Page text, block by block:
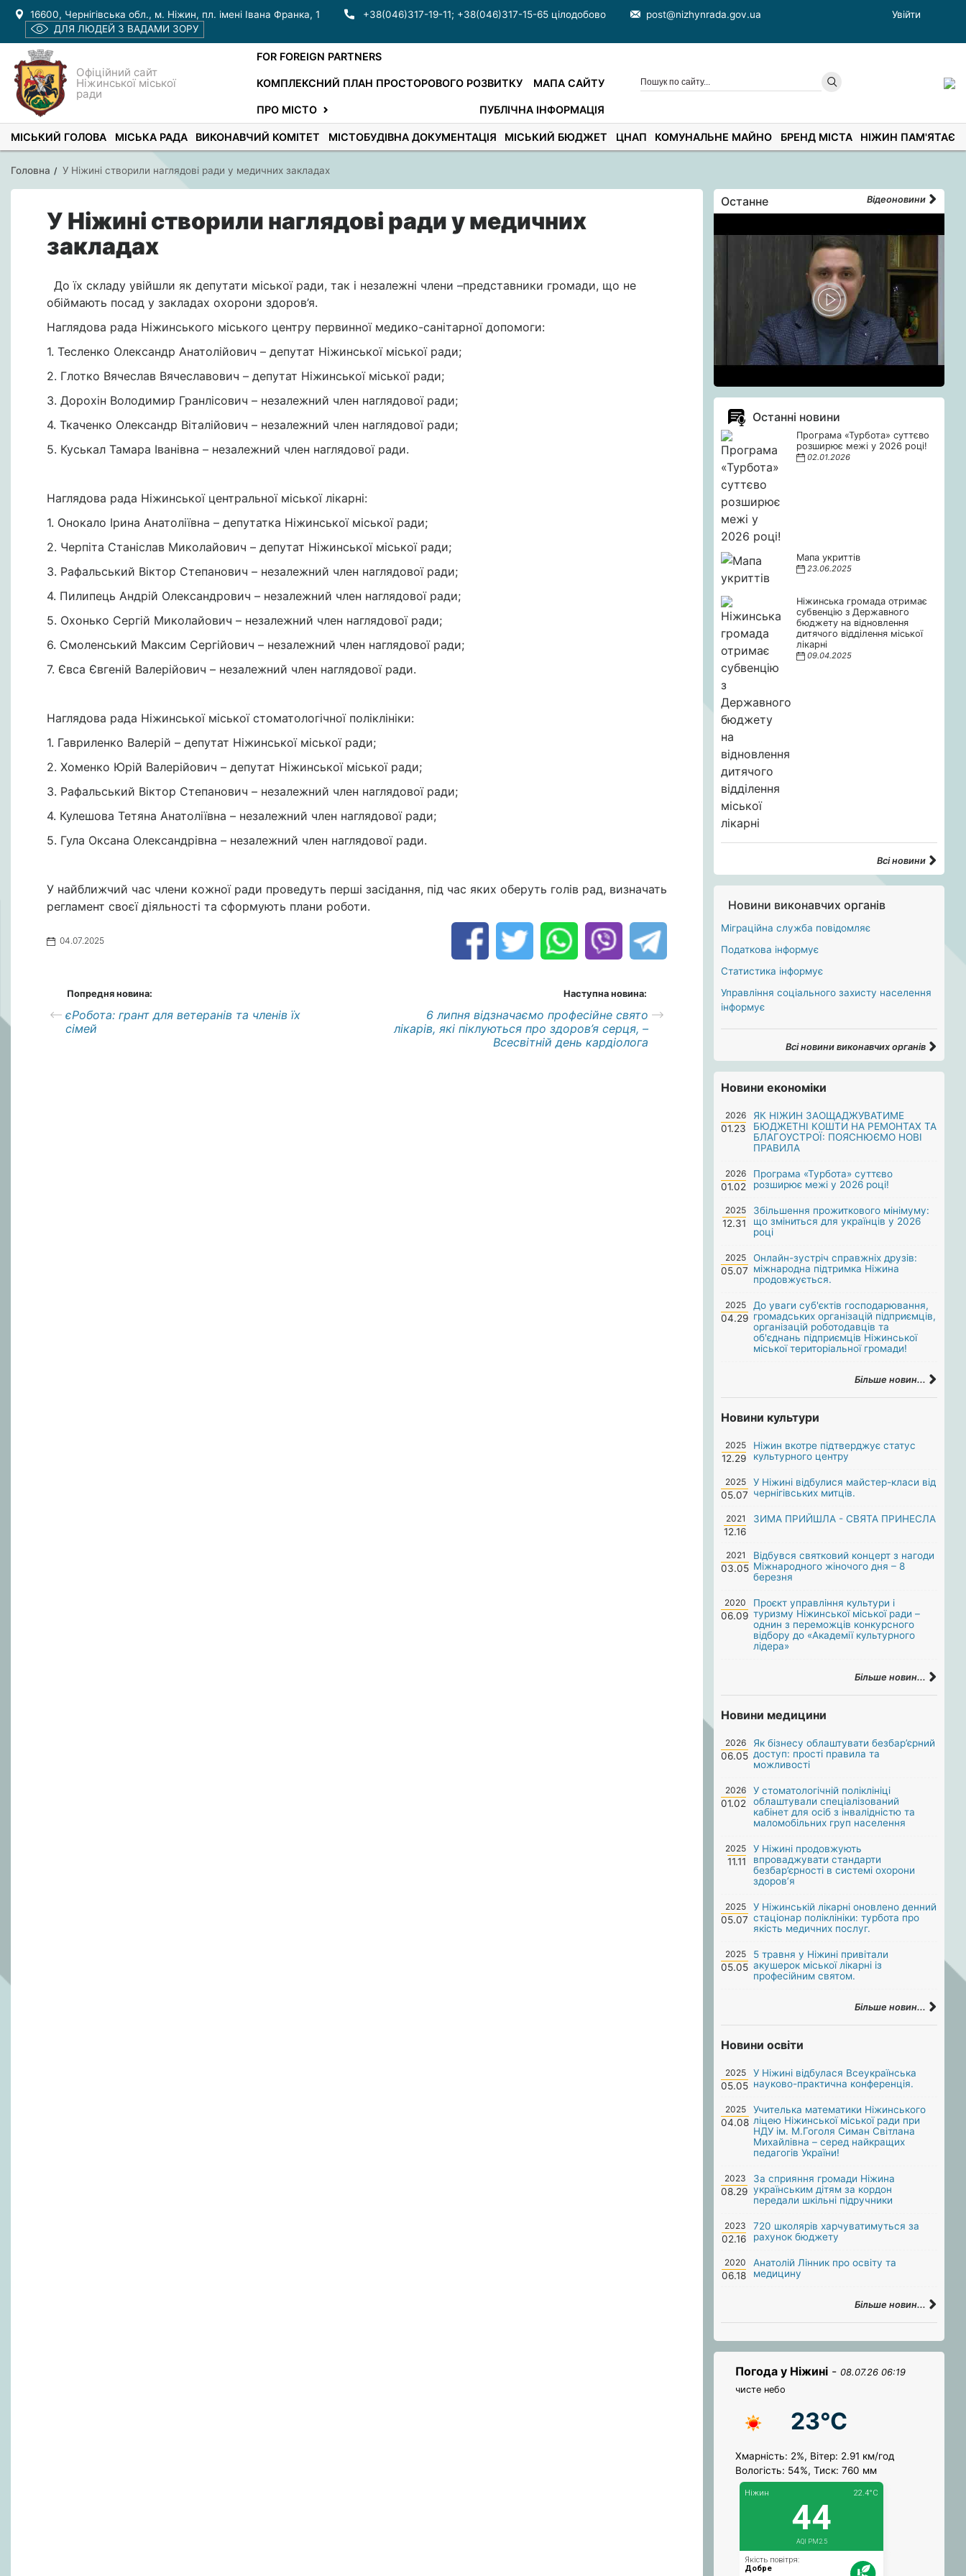
16600, Чернігівська обл., м. Ніжин, пл. імені Івана Франка, 1 +38(046)317-19-11; +38(046)317-15-65 цілодобово post@nizhynrada.gov.ua
Увійти
ДЛЯ ЛЮДЕЙ З ВАДАМИ ЗОРУ
Офіційний сайт
Ніжинської міської
ради
FOR FOREIGN PARTNERS
КОМПЛЕКСНИЙ ПЛАН ПРОСТОРОВОГО РОЗВИТКУ МАПА САЙТУ
ПРО МІСТО ПУБЛІЧНА ІНФОРМАЦІЯ
МІСЬКИЙ ГОЛОВА МІСЬКА РАДА ВИКОНАВЧИЙ КОМІТЕТ МІСТОБУДІВНА ДОКУМЕНТАЦІЯ МІСЬКИЙ БЮДЖЕТ ЦНАП КОМУНАЛЬНЕ МАЙНО БРЕНД МІСТА НІЖИН ПАМ'ЯТАЄ
Головна У Ніжині створили наглядові ради у медичних закладах
У Ніжині створили наглядові ради у медичних
закладах
До їх складу увійшли як депутати міської ради, так і незалежні члени –представники громади, що не
обіймають посад у закладах охорони здоров’я.
Наглядова рада Ніжинського міського центру первинної медико-санітарної допомоги:
1. Тесленко Олександр Анатолійович – депутат Ніжинської міської ради;
2. Глотко Вячеслав Вячеславович – депутат Ніжинської міської ради;
3. Дорохін Володимир Гранлісович – незалежний член наглядової ради;
4. Ткаченко Олександр Віталійович – незалежний член наглядової ради;
5. Куськал Тамара Іванівна – незалежний член наглядової ради.
Наглядова рада Ніжинської центральної міської лікарні:
1. Онокало Ірина Анатоліївна – депутатка Ніжинської міської ради;
2. Черпіта Станіслав Миколайович – депутат Ніжинської міської ради;
3. Рафальський Віктор Степанович – незалежний член наглядової ради;
4. Пилипець Андрій Олександрович – незалежний член наглядової ради;
5. Охонько Сергій Миколайович – незалежний член наглядової ради;
6. Смоленський Максим Сергійович – незалежний член наглядової ради;
7. Євса Євгеній Валерійович – незалежний член наглядової ради.
Наглядова рада Ніжинської міської стоматологічної поліклініки:
1. Гавриленко Валерій – депутат Ніжинської міської ради;
2. Хоменко Юрій Валерійович – депутат Ніжинської міської ради;
3. Рафальський Віктор Степанович – незалежний член наглядової ради;
4. Кулешова Тетяна Анатоліївна – незалежний член наглядової ради;
5. Гула Оксана Олександрівна – незалежний член наглядової ради.
У найближчий час члени кожної ради проведуть перші засідання, під час яких оберуть голів рад, визначать
регламент своєї діяльності та сформують плани роботи.
04.07.2025
Попредня новина:
єРобота: грант для ветеранів та членів їх
сімей
Наступна новина:
6 липня відзначаємо професійне свято
лікарів, які піклуються про здоров’я серця, –
Всесвітній день кардіолога
Останне Відеоновини
Останні новини
Програма «Турбота» суттєво
розширює межі у 2026 році!
02.01.2026
Мапа укриттів
23.06.2025
Ніжинська громада отримає
субвенцію з Державного
бюджету на відновлення
дитячого відділення міської
лікарні
09.04.2025
Всі новини
Новини виконавчих органів
Міграційна служба повідомляє
Податкова інформує
Статистика інформує
Управління соціального захисту населення
інформує
Всі новини виконавчих органів
Новини економіки
2026
01.23
ЯК НІЖИН ЗАОЩАДЖУВАТИМЕ
БЮДЖЕТНІ КОШТИ НА РЕМОНТАХ ТА
БЛАГОУСТРОЇ: ПОЯСНЮЄМО НОВІ
ПРАВИЛА
2026
01.02
Програма «Турбота» суттєво
розширює межі у 2026 році!
2025
12.31
Збільшення прожиткового мінімуму:
що зміниться для українців у 2026
році
2025
05.07
Онлайн-зустріч справжніх друзів:
міжнародна підтримка Ніжина
продовжується.
2025
04.29
До уваги суб'єктів господарювання,
громадських організацій підприємців,
організацій роботодавців та
об'єднань підприємців Ніжинської
міської територіальної громади!
Більше новин...
Новини культури
2025
12.29
Ніжин вкотре підтверджує статус
культурного центру
2025
05.07
У Ніжині відбулися майстер-класи від
чернігівських митців.
2021
12.16
ЗИМА ПРИЙШЛА - СВЯТА ПРИНЕСЛА
2021
03.05
Відбувся святковий концерт з нагоди
Міжнародного жіночого дня – 8
березня
2020
06.09
Проєкт управління культури і
туризму Ніжинської міської ради –
однин з переможців конкурсного
відбору до «Академії культурного
лідера»
Більше новин...
Новини медицини
2026
06.05
Як бізнесу облаштувати безбар’єрний
доступ: прості правила та
можливості
2026
01.02
У стоматологічній поліклініці
облаштували спеціалізований
кабінет для осіб з інвалідністю та
маломобільних груп населення
2025
11.11
У Ніжині продовжують
впроваджувати стандарти
безбар’єрності в системі охорони
здоров’я
2025
05.07
У Ніжинській лікарні оновлено денний
стаціонар поліклініки: турбота про
якість медичних послуг.
2025
05.05
5 травня у Ніжині привітали
акушерок міської лікарні із
професійним святом.
Більше новин...
Новини освіти
2025
05.05
У Ніжині відбулася Всеукраїнська
науково-практична конференція.
2025
04.08
Учителька математики Ніжинського
ліцею Ніжинської міської ради при
НДУ ім. М.Гоголя Симан Світлана
Михайлівна – серед найкращих
педагогів України!
2023
08.29
За сприяння громади Ніжина
українським дітям за кордон
передали шкільні підручники
2023
02.16
720 школярів харчуватимуться за
рахунок бюджету
2020
06.18
Анатолій Лінник про освіту та
медицину
Більше новин...
Погода у Ніжині - 08.07.26 06:19
чисте небо
23°C
Хмарність: 2%, Вітер: 2.91 км/год
Вологість: 54%, Тиск: 760 мм